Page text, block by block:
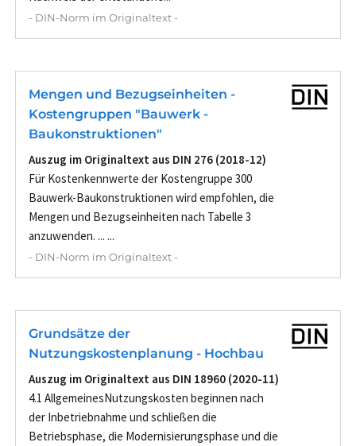
- DIN-Norm im Originaltext -
Mengen und Bezugseinheiten -
Kostengruppen "Bauwerk -
Baukonstruktionen"
Auszug im Originaltext aus DIN 276 (2018-12)
Für Kostenkennwerte der Kostengruppe 300
Bauwerk-Baukonstruktionen wird empfohlen, die
Mengen und Bezugseinheiten nach Tabelle 3
anzuwenden. ... ...
- DIN-Norm im Originaltext -
Grundsätze der
Nutzungskostenplanung - Hochbau
Auszug im Originaltext aus DIN 18960 (2020-11)
4.1 AllgemeinesNutzungskosten beginnen nach
der Inbetriebnahme und schließen die
Betriebsphase, die Modernisierungsphase und die